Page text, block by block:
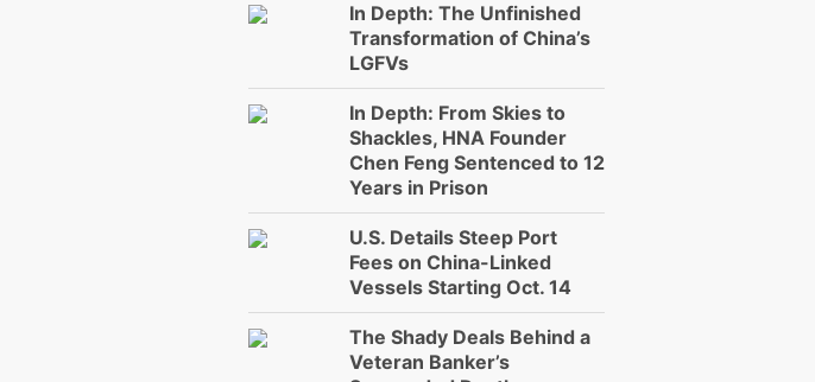
In Depth: The Unfinished
Transformation of China’s
LGFVs
In Depth: From Skies to
Shackles, HNA Founder
Chen Feng Sentenced to 12
Years in Prison
U.S. Details Steep Port
Fees on China-Linked
Vessels Starting Oct. 14
The Shady Deals Behind a
Veteran Banker’s